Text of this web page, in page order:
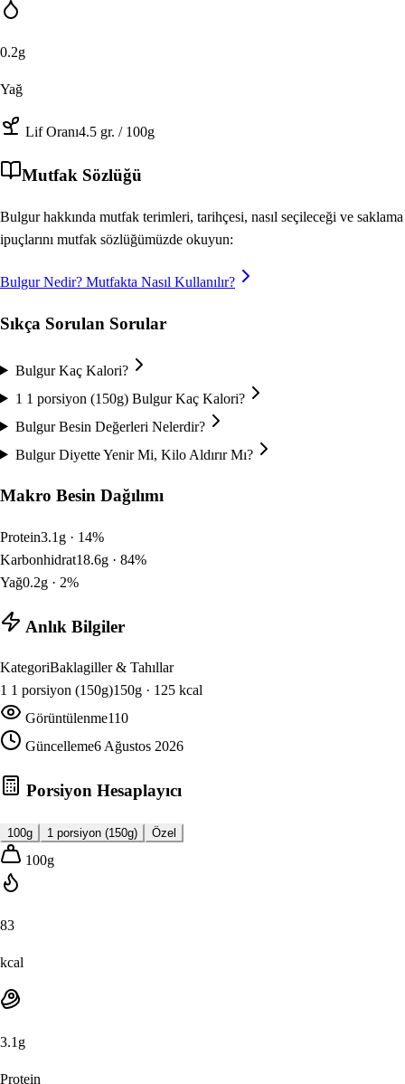
0.2g
Yağ
Lif Oranı4.5 gr. / 100g
Mutfak Sözlüğü
Bulgurhakkında mutfak terimleri, tarihçesi, nasıl seçileceği ve saklama
ipuçlarını mutfak sözlüğümüzde okuyun:
BulgurNedir? Mutfakta Nasıl Kullanılır?
Sıkça Sorulan Sorular
Bulgur Kaç Kalori?
1 1 porsiyon (150g) Bulgur Kaç Kalori?
Bulgur Besin Değerleri Nelerdir?
Bulgur Diyette Yenir Mi, Kilo Aldırır Mı?
Makro Besin Dağılımı
Protein3.1 g · 14%
Karbonhidrat18.6g · 84%
Yağ0.2g · 2%
Anlık Bilgiler
KategoriBaklagiller & Tahıllar
1 1 porsiyon (150g)150g · 125 kcal
Görüntülenme110
Güncelleme6 Ağustos 2026
Porsiyon Hesaplayıcı
100g 1 porsiyon (150g) Özel
100g
83
kcal
3.1 g
Protein